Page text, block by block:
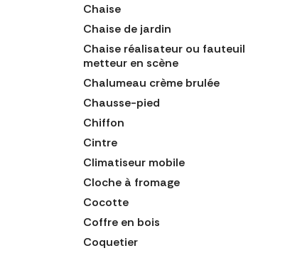
Chaise
Chaise de jardin
Chaise réalisateur ou fauteuil
metteur en scène
Chalumeau crème brulée
Chausse-pied
Chiffon
Cintre
Climatiseur mobile
Cloche à fromage
Cocotte
Coffre en bois
Coquetier